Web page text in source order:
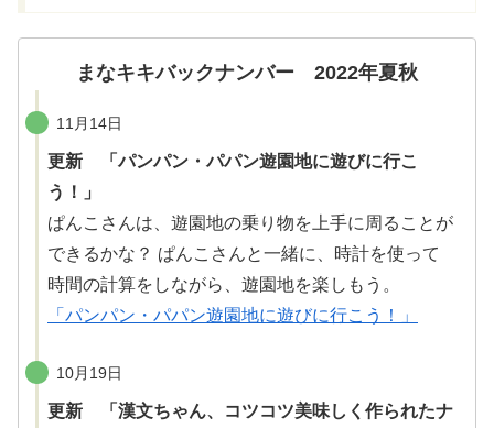
まなキキバックナンバー 2022年夏秋
11月14日
更新 「パンパン・パパン遊園地に遊びに行こ
う！」
ぱんこさんは、 遊園地の乗り 物を 上手に 周 ることが
できるかな？ ぱんこさんと一緒に、 時計を使って
時間の計算をしながら、 遊園地を楽 しもう。
「パンパン・パパン遊園地に遊びに行こう！」
10月19日
更新 「漢文ちゃん、コツコツ美味しく作られたナ